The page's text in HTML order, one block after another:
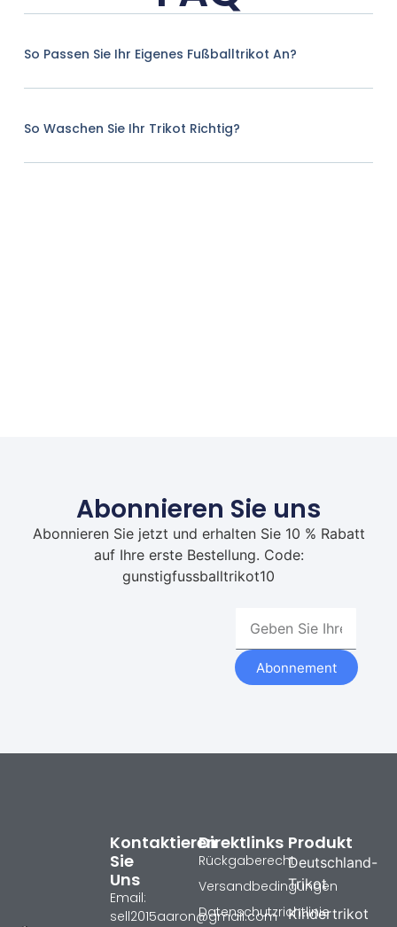
So Passen Sie Ihr Eigenes Fußballtrikot An?
So Waschen Sie Ihr Trikot Richtig?
Abonnieren Sie uns
Abonnieren Sie jetzt und erhalten Sie 10 % Rabatt
auf Ihre erste Bestellung. Code:
gunstigfussballtrikot10
Abonnement
Produkt
Deutschland-
Trikot
Kindertrikot
Direktlinks
Rückgaberecht
Versandbedingungen
Datenschutzrichtlinie
Kontaktieren
Sie
Uns
Email:
sell2015aaron@gmail.com